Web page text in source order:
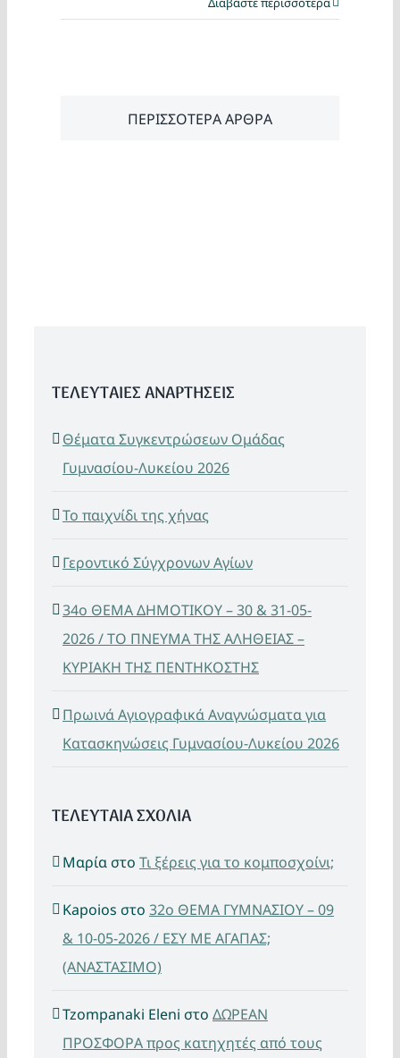
ΠΕΡΙΣΣΟΤΕΡΑ ΑΡΘΡΑ
ΤΕΛΕΥΤΑΙΕΣ ΑΝΑΡΤΗΣΕΙΣ
Θέματα Συγκεντρώσεων Ομάδας
Γυμνασίου-Λυκείου 2026
Το παιχνίδι της χήνας
Γεροντικό Σύγχρονων Αγίων
34ο ΘΕΜΑ ΔΗΜΟΤΙΚΟΥ – 30 & 31-05-
2026 / ΤΟ ΠΝΕΥΜΑ ΤΗΣ ΑΛΗΘΕΙΑΣ –
ΚΥΡΙΑΚΗ ΤΗΣ ΠΕΝΤΗΚΟΣΤΗΣ
Πρωινά Αγιογραφικά Αναγνώσματα για
Κατασκηνώσεις Γυμνασίου-Λυκείου 2026
ΤΕΛΕΥΤΑΙΑ ΣΧΟΛΙΑ
Μαρία στο Τι ξέρεις για το κομποσχοίνι;
Kapoios στο 32ο ΘΕΜΑ ΓΥΜΝΑΣΙΟΥ – 09
& 10-05-2026 / ΕΣΥ ΜΕ ΑΓΑΠΑΣ;
(ΑΝΑΣΤΑΣΙΜΟ)
Tzompanaki Eleni στο ΔΩΡΕΑΝ
ΠΡΟΣΦΟΡΑ προς κατηχητές από τους